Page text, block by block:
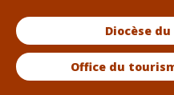
Diocèse
Office du